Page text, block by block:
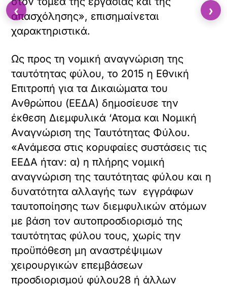
απασχόλησης», επισημαίνεται
χαρακτηριστικά.
Ως προς τη νομική αναγνώριση της
ταυτότητας φύλου, το 2015 η Εθνική
Επιτροπή για τα Δικαιώματα του
Ανθρώπου (ΕΕΔΑ) δημοσίευσε την
έκθεση Διεμφυλικά ‘Ατομα και Νομική
Αναγνώριση της Ταυτότητας Φύλου.
«Ανάμεσα στις κορυφαίες συστάσεις τις
ΕΕΔΑ ήταν: α) η πλήρης νομική
αναγνώριση της ταυτότητας φύλου και η
δυνατότητα αλλαγής των εγγράφων
ταυτοποίησης των διεμφυλικών ατόμων
με βάση τον αυτοπροσδιορισμό της
ταυτότητας φύλου τους, χωρίς την
προϋπόθεση μη αναστρέψιμων
χειρουργικών επεμβάσεων
προσδιορισμού φύλου28 ή άλλων
‹ ›